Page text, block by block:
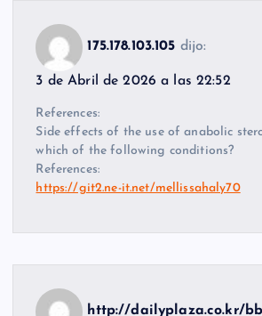
175.178.103.105 dijo:
3 de Abril de 2026 a las 22:52
References:
Side effects of the use of anabolic
which of the following conditions?
References:
https://git2.ne-it.net/mellissahaly70
http://dailyplaza.co.kr/